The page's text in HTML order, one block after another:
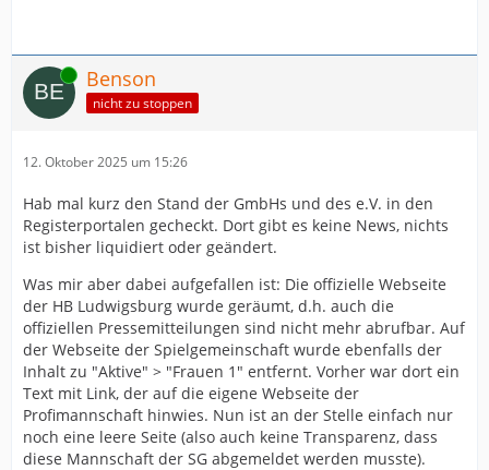
Online Benson
nicht zu stoppen
12. Oktober 2025 um 15:26
Hab mal kurz den Stand der GmbHs und des e.V. in den
Registerportalen gecheckt. Dort gibt es keine News, nichts
ist bisher liquidiert oder geändert.
Was mir aber dabei aufgefallen ist: Die offizielle Webseite
der HB Ludwigsburg wurde geräumt, d.h. auch die
offiziellen Pressemitteilungen sind nicht mehr abrufbar. Auf
der Webseite der Spielgemeinschaft wurde ebenfalls der
Inhalt zu "Aktive" > "Frauen 1" entfernt. Vorher war dort ein
Text mit Link, der auf die eigene Webseite der
Profimannschaft hinwies. Nun ist an der Stelle einfach nur
noch eine leere Seite (also auch keine Transparenz, dass
diese Mannschaft der SG abgemeldet werden musste).